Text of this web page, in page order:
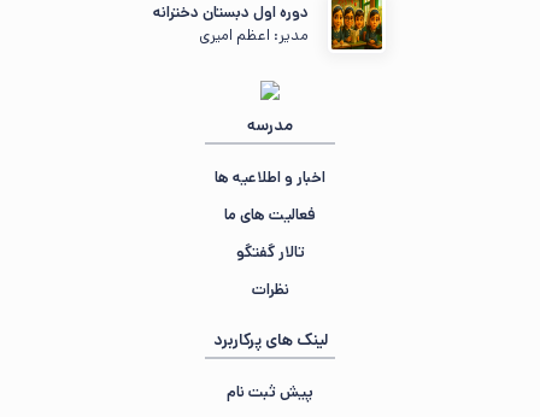
دوره اول دبستان دخترانه
مدیر: اعظم امیری
مدرسه
اخبار و اطلاعیه ها
فعالیت های ما
تالار گفتگو
نظرات
لینک های پرکاربرد
پیش ثبت نام